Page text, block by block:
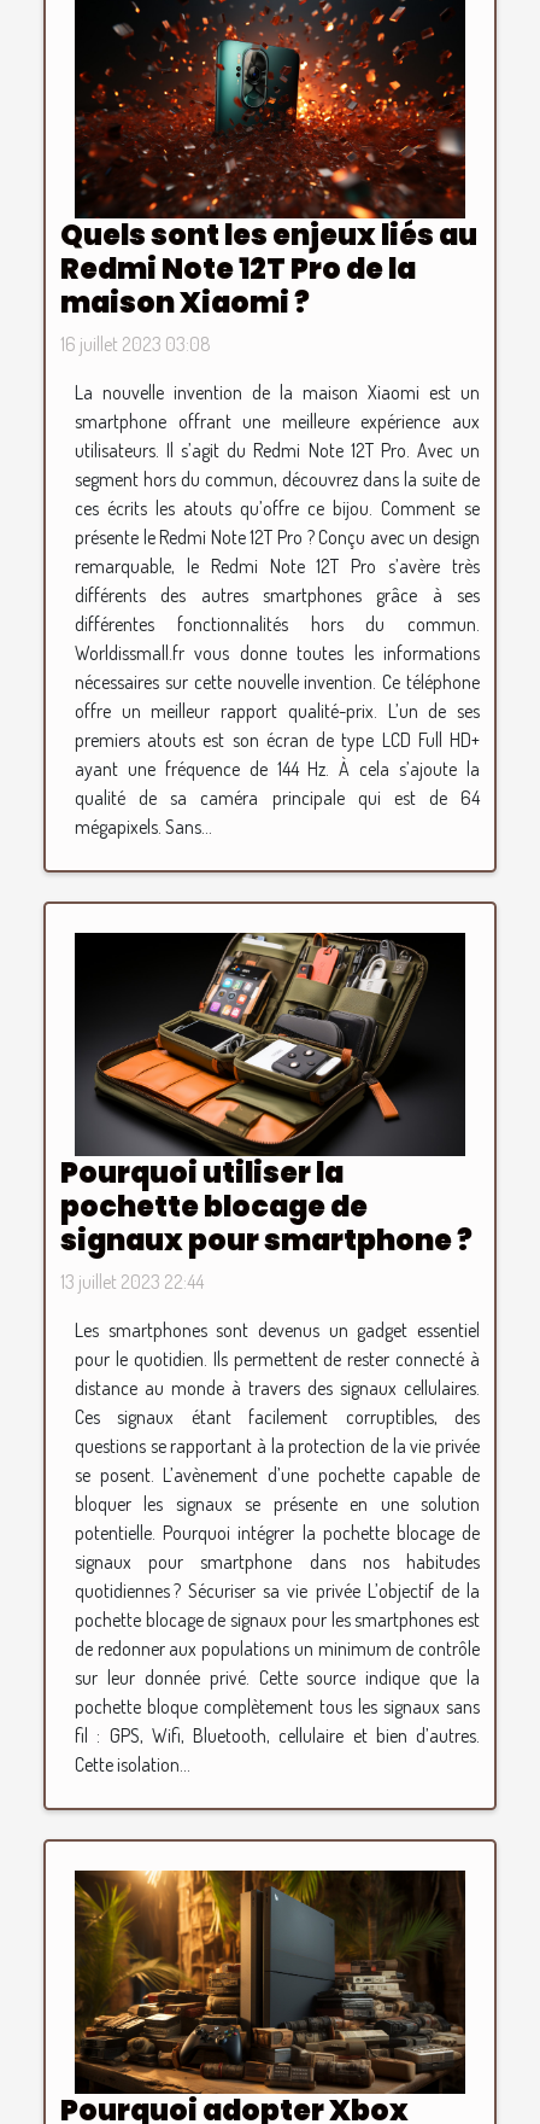
Quels sont les enjeux liés au
Redmi Note 12T Pro de la
maison Xiaomi ?
16 juillet 2023 03:08
La nouvelle invention de la maison Xiaomi est un
smartphone offrant une meilleure expérience aux
utilisateurs. Il s’agit du Redmi Note 12T Pro. Avec un
segment hors du commun, découvrez dans la suite de
ces écrits les atouts qu’offre ce bijou. Comment se
présente le Redmi Note 12T Pro ? Conçu avec un design
remarquable, le Redmi Note 12T Pro s’avère très
différents des autres smartphones grâce à ses
différentes fonctionnalités hors du commun.
Worldissmall.fr vous donne toutes les informations
nécessaires sur cette nouvelle invention. Ce téléphone
offre un meilleur rapport qualité-prix. L’un de ses
premiers atouts est son écran de type LCD Full HD+
ayant une fréquence de 144 Hz. À cela s’ajoute la
qualité de sa caméra principale qui est de 64
mégapixels. Sans...
Pourquoi utiliser la
pochette blocage de
signaux pour smartphone ?
13 juillet 2023 22:44
Les smartphones sont devenus un gadget essentiel
pour le quotidien. Ils permettent de rester connecté à
distance au monde à travers des signaux cellulaires.
Ces signaux étant facilement corruptibles, des
questions se rapportant à la protection de la vie privée
se posent. L’avènement d’une pochette capable de
bloquer les signaux se présente en une solution
potentielle. Pourquoi intégrer la pochette blocage de
signaux pour smartphone dans nos habitudes
quotidiennes ? Sécuriser sa vie privée L’objectif de la
pochette blocage de signaux pour les smartphones est
de redonner aux populations un minimum de contrôle
sur leur donnée privé. Cette source indique que la
pochette bloque complètement tous les signaux sans
fil : GPS, Wifi, Bluetooth, cellulaire et bien d’autres.
Cette isolation...
Pourquoi adopter Xbox